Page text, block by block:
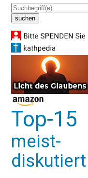
Top-15
meist-
diskutiert